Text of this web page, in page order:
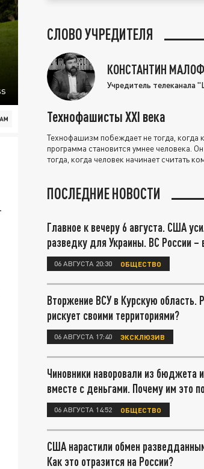
СЛОВО УЧРЕДИТЕЛЯ
КОНСТАНТИН
Учредитель телеканала
Технофашисты XXI века
Технофашизм побеждает не тогда, когда
программа становится умнее человека.
тогда, когда человек начинает считать
ПОСЛЕДНИЕ НОВОСТИ
Главное к вечеру 6 августа. США
разведку для Украины. ВС России –
06 АВГУСТА 20:30 ОБЩЕСТВО
Вторжение ВСУ в Курскую область.
рискует своими территориями?
06 АВГУСТА 17:40 ЭКСКЛЮЗИВ
Чиновники наворовали из бюджета
вместе с деньгами. Почему им это
06 АВГУСТА 14:52 ОБЩЕСТВО
США нарастили обмен
Как это отразится на России?